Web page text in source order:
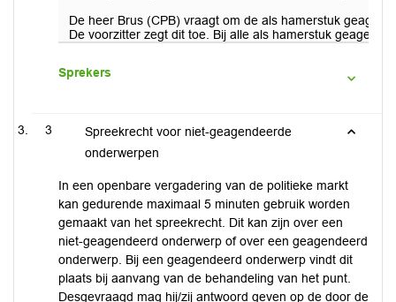
De heer Brus (CPB) vraagt om de als hamerstuk
De voorzitter zegt dit toe. Bij alle als hamerstuk
Sprekers
3
Spreekrecht voor niet-geagendeerde
onderwerpen
In een openbare vergadering van de politieke markt
kan gedurende maximaal 5 minuten gebruik worden
gemaakt van het spreekrecht. Dit kan zijn over een
niet-geagendeerd onderwerp of over een geagendeerd
onderwerp. Bij een geagendeerd onderwerp vindt dit
plaats bij aanvang van de behandeling van het punt.
Desgevraagd mag hij/zij antwoord geven op de door de